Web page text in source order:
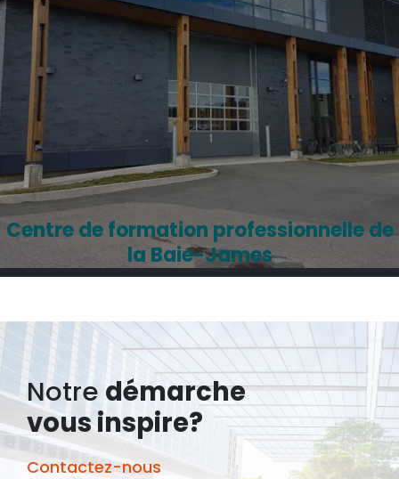
Centre de formation professionnelle de
la Baie-James
Notre démarche
vous inspire?
Contactez-nous